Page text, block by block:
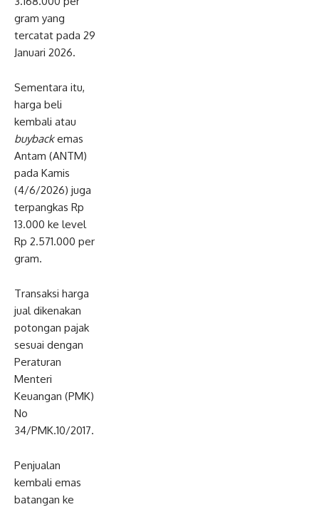
gram yang
tercatat pada 29
Januari 2026.
Sementara itu,
harga beli
kembali atau
buybackemas
Antam (ANTM)
pada Kamis
(4/6/2026) juga
terpangkas Rp
13.000 ke level
Rp 2.571.000 per
gram.
Transaksi harga
jual dikenakan
potongan pajak
sesuai dengan
Peraturan
Menteri
Keuangan (PMK)
No
34/PMK.10/2017.
Penjualan
kembali emas
batangan ke